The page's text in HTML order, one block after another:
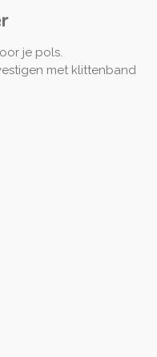
je pols.
met klittenband